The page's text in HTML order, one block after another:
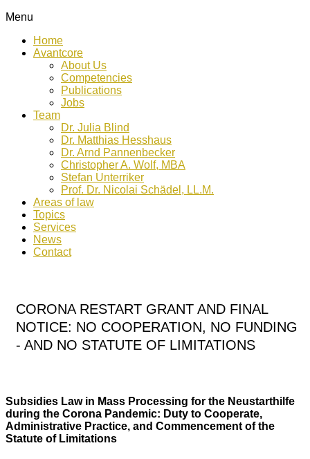
Menu
Home
Avantcore
About Us
Competencies
Publications
Jobs
Team
Dr. Julia Blind
Dr. Matthias Hesshaus
Dr. Arnd Pannenbecker
Christopher A. Wolf, MBA
Stefan Unterriker
Prof. Dr. Nicolai Schädel, LL.M.
Areas of law
Topics
Services
News
Contact
CORONA RESTART GRANT AND FINAL
NOTICE: NO COOPERATION, NO FUNDING
- AND NO STATUTE OF LIMITATIONS
Subsidies Law in Mass Processing for the Neustarthilfe
during the Corona Pandemic: Duty to Cooperate,
Administrative Practice, and Commencement of the
Statute of Limitations